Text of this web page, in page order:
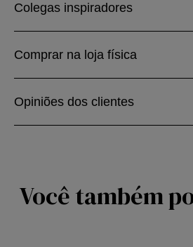
Colegas inspiradores
Comprar na loja física
Opiniões dos clientes
Você também